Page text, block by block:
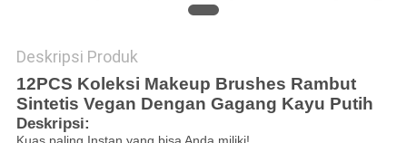
Deskripsi Produk
12PCS Koleksi Makeup Brushes Rambut
Sintetis Vegan Dengan Gagang Kayu Putih
Deskripsi: